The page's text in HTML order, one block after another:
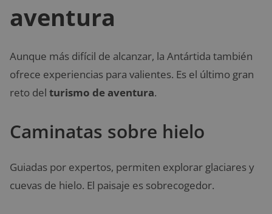
aventura
Aunque más difícil de alcanzar, la Antártida también
ofrece experiencias para valientes. Es el último gran
reto del turismo de aventura.
Caminatas sobre hielo
Guiadas por expertos, permiten explorar glaciares y
cuevas de hielo. El paisaje es sobrecogedor.